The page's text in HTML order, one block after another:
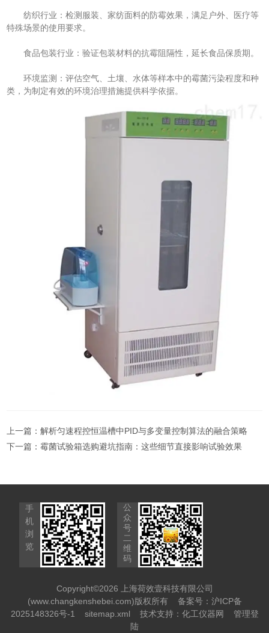
纺织行业：检测服装、家纺面料的防霉效果，满足户外、医疗等
特殊场景的使用要求。
食品包装行业：验证包装材料的抗霉阻隔性，延长食品保质期。
环境监测：评估空气、土壤、水体等样本中的霉菌污染程度和种
类，为制定有效的环境治理措施提供科学依据。
上一篇：解析匀速程控恒温槽中PID与多变量控制算法的融合策略
下一篇：霉菌试验箱选购避坑指南：这些细节直接影响试验效果
手
机
浏
览
公
众
号
二
维
码
Copyright©2026 上海荷效壹科技有限公司
(www.changkenshebei.com)版权所有 备案号：沪ICP备
2025148326号-1
sitemap.xml 技术支持： 化工仪器网
管理登
陆